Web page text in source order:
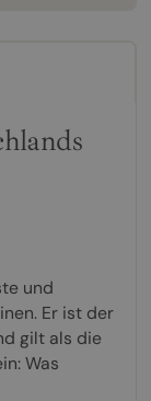
und
Er ist der
gilt als die
Was